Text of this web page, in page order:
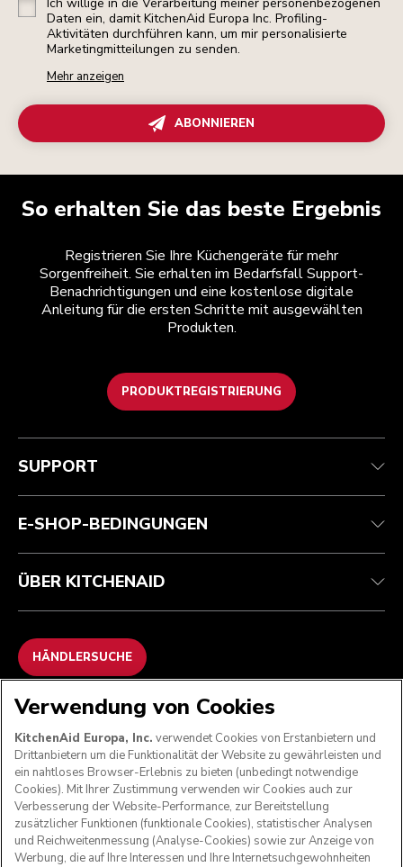
Daten ein, damit KitchenAid Europa Inc. Profiling-
Aktivitäten durchführen kann, um mir personalisierte
Marketingmitteilungen zu senden.
Mehr anzeigen
ABONNIEREN
So erhalten Sie das beste Ergebnis
Registrieren Sie Ihre Küchengeräte für mehr
Sorgenfreiheit. Sie erhalten im Bedarfsfall Support-
Benachrichtigungen und eine kostenlose digitale
Anleitung für die ersten Schritte mit ausgewählten
Produkten.
PRODUKTREGISTRIERUNG
Kundenservice
Garantie und Dokumente
Kontaktieren Sie uns.
Teilnahmebedingungen
Rückgaben und Erstattungen
Impressum
ODR
Die Marke
Händlersuche
SUPPORT
E-SHOP-BEDINGUNGEN
ÜBER KITCHENAID
HÄNDLERSUCHE
WIR AKZEPTIEREN
FOLGEN SIE UNS
Verwendung von Cookies
KitchenAid Europa, Inc. verwendet Cookies von Erstanbietern und
Drittanbietern um die Funktionalität der Website zu gewährleisten und
ein nahtloses Browser-Erlebnis zu bieten (unbedingt notwendige
Cookies). Mit Ihrer Zustimmung verwenden wir Cookies auch zur
Verbesserung der Website-Performance, zur Bereitstellung
zusätzlicher Funktionen (funktionale Cookies), statistischer Analysen
und Reichweitenmessung (Analyse-Cookies) sowie zur Anzeige von
Werbung, die auf Ihre Interessen und Ihre Internetsuchgewohnheiten